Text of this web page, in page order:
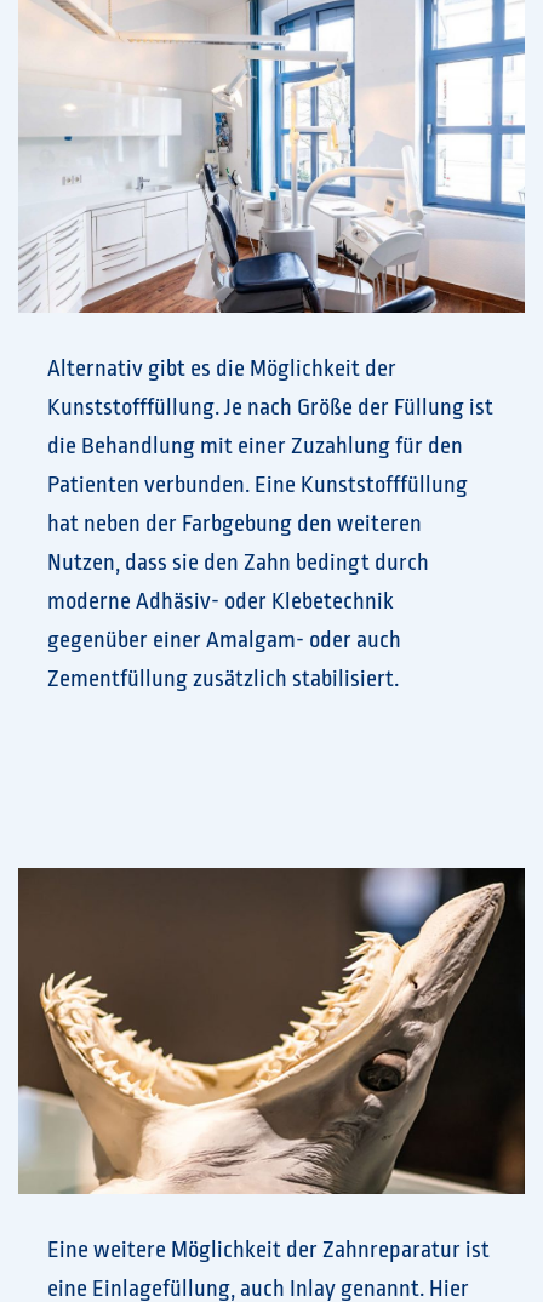
Alternativ gibt es die Möglichkeit der
Kunststofffüllung. Je nach Größe der Füllung ist
die Behandlung mit einer Zuzahlung für den
Patienten verbunden. Eine Kunststofffüllung
hat neben der Farbgebung den weiteren
Nutzen, dass sie den Zahn bedingt durch
moderne Adhäsiv- oder Klebetechnik
gegenüber einer Amalgam- oder auch
Zementfüllung zusätzlich stabilisiert.
Eine weitere Möglichkeit der Zahnreparatur ist
eine Einlagefüllung, auch Inlay genannt. Hier